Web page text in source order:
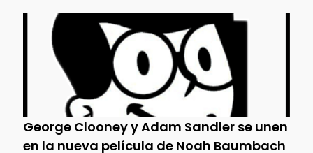
George Clooney y Adam Sandler se unen
en la nueva película de Noah Baumbach